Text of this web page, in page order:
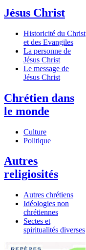
Jésus Christ
Historicité du Christ
et des Evangiles
La personne de
Jésus Christ
Le message de
Jésus Christ
Chrétien dans
le monde
Culture
Politique
Autres
religiosités
Autres chrétiens
Idéologies non
chrétiennes
Sectes et
spiritualités diverses